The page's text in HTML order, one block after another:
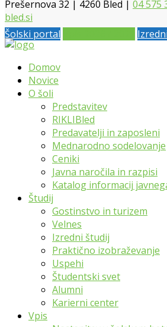
Prešernova 32 | 4260 Bled | 04 575
bled.si
Šolski portal
Domov
Novice
O šoli
Predstavitev
RIKLIBled
Predavatelji in zaposleni
Mednarodno sodelovanje
Ceniki
Javna naročila in razpisi
Katalog informacij
Študij
Gostinstvo in turizem
Velnes
Izredni študij
Praktično izobraževanje
Uspehi
Študentski svet
Alumni
Karierni center
Vpis